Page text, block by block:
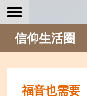
Toggle
信仰生活圈
福音也需要